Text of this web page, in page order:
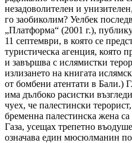
незадоволителен и
го заобиколим? Уелбек
„Платформа“ (2001 г.),
11 септември, в която се
туристическа агенция, която
и завършва с ислямистки
излизането на книгата
от бомбени атентати в Бали.)
има дълбоко расистки
чуех, че палестински
бременна палестинска жена
Газа, усещах трепетно
означава един мюсюлманин